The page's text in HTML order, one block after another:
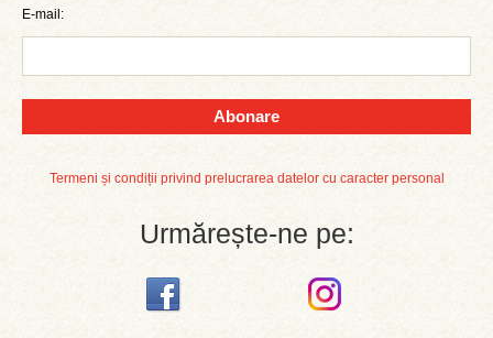
E-mail:
Abonare
Termeni și condiții privind prelucrarea datelor cu caracter personal
Urmărește-ne pe: